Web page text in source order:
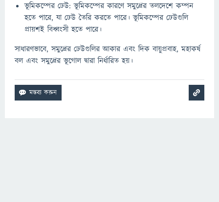
ভূমিকম্পের ঢেউ: ভূমিকম্পের কারণে সমুদ্রের তলদেশে কম্পন
হতে পারে, যা ঢেউ তৈরি করতে পারে। ভূমিকম্পের ঢেউগুলি
প্রায়শই বিধ্বংসী হতে পারে।
সাধারণভাবে, সমুদ্রের ঢেউগুলির আকার এবং দিক বায়ুপ্রবাহ, মহাকর্ষ
বল এবং সমুদ্রের ভূগোল দ্বারা নির্ধারিত হয়।